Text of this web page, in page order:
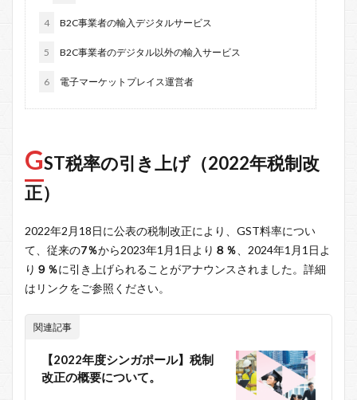
4 B2C事業者の輸入デジタルサービス
5 B2C事業者のデジタル以外の輸入サービス
6 電子マーケットプレイス運営者
GST税率の引き上げ（2022年税制改
正）
2022年2月18日に公表の税制改正により、GST料率につい
て、従来の7％から2023年1月1日より ８％ 、2024年1月1日よ
り ９％に引き上げられることがアナウンスされました。詳細
はリンクをご参照ください。
関連記事
【2022年度シンガポール】税制
改正の概要について。